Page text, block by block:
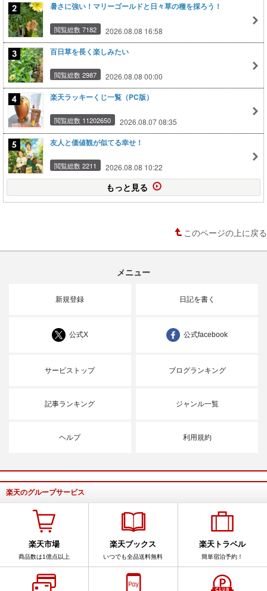
暑さに強い！マリーゴールドと日々草の種を採ろう！
閲覧総数 7182 2026.08.08 16:58
百日草を長く楽しみたい
閲覧総数 2987 2026.08.08 00:00
楽天ラッキーくじ一覧（PC版）
閲覧総数 11202650 2026.08.07 08:35
友人と価値観が似てる幸せ！
閲覧総数 2211 2026.08.08 10:22
もっと見る
このページの上に戻る
メニュー
新規登録 日記を書く
公式X 公式facebook
サービストップ ブログランキング
記事ランキング ジャンル一覧
ヘルプ 利用規約
楽天のグループサービス
楽天市場
商品数は1億点以上
楽天ブックス
いつでも全品送料無料
楽天トラベル
簡単宿泊予約！